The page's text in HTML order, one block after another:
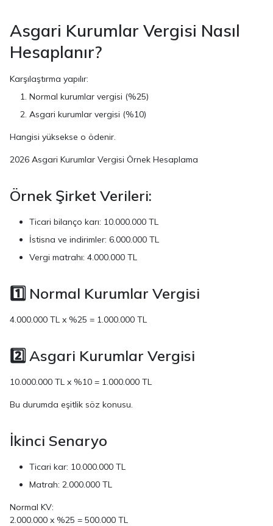
Asgari Kurumlar Vergisi Nasıl
Hesaplanır?
Karşılaştırma yapılır:
Normal kurumlar vergisi (%25)
Asgari kurumlar vergisi (%10)
Hangisi yüksekse o ödenir.
2026 Asgari Kurumlar Vergisi Örnek Hesaplama
Örnek Şirket Verileri:
Ticari bilanço karı: 10.000.000 TL
İstisna ve indirimler: 6.000.000 TL
Vergi matrahı: 4.000.000 TL
1️⃣ Normal Kurumlar Vergisi
4.000.000 TL x %25 = 1.000.000 TL
2️⃣ Asgari Kurumlar Vergisi
10.000.000 TL x %10 = 1.000.000 TL
Bu durumda eşitlik söz konusu.
İkinci Senaryo
Ticari kar: 10.000.000 TL
Matrah: 2.000.000 TL
Normal KV:
2.000.000 x %25 = 500.000 TL